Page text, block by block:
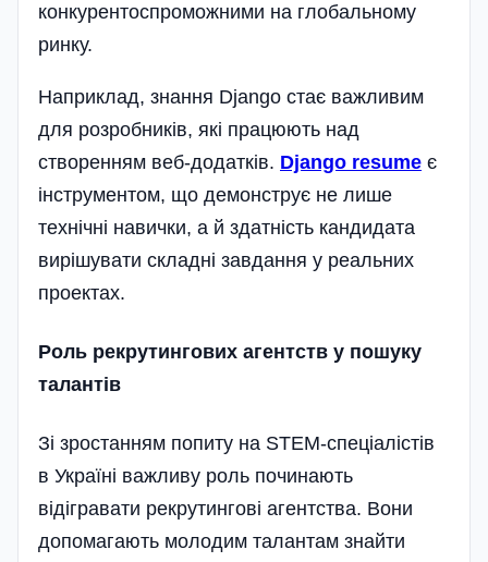
конкурентоспроможними на глобальному
ринку.
Наприклад, знання Django стає важливим
для розробників, які працюють над
створенням веб-додатків. Django resume є
інструментом, що демонструє не лише
технічні навички, а й здатність кандидата
вирішувати складні завдання у реальних
проектах.
Роль рекрутингових агентств у пошуку
талантів
Зі зростанням попиту на STEM-спеціалістів
в Україні важливу роль починають
відігравати рекрутингові агентства. Вони
допомагають молодим талантам знайти